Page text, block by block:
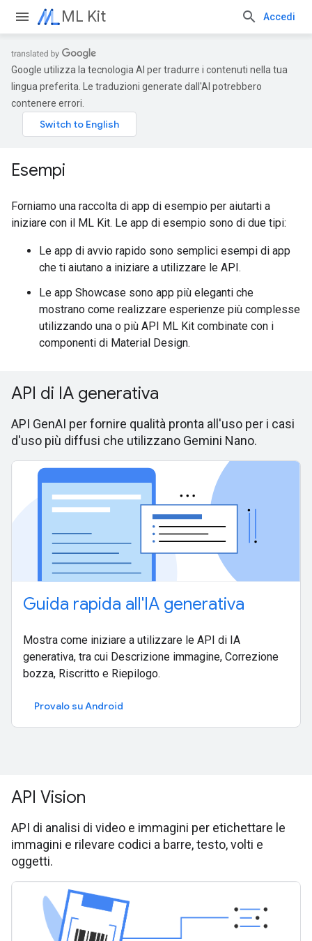
ML Kit Accedi
Google utilizza la tecnologia AI per tradurre i contenuti nella tua
lingua preferita. Le traduzioni generate dall'AI potrebbero
contenere errori.
Esempi
Forniamo una raccolta di app di esempio per aiutarti a
iniziare con il ML Kit. Le app di esempio sono di due tipi:
Le app di avvio rapido sono semplici esempi di app
che ti aiutano a iniziare a utilizzare le API.
Le app Showcase sono app più eleganti che
mostrano come realizzare esperienze più complesse
utilizzando una o più API ML Kit combinate con i
componenti di Material Design.
API di IA generativa
API GenAI per fornire qualità pronta all'uso per i casi
d'uso più diffusi che utilizzano Gemini Nano.
Guida rapida all'IA generativa
Mostra come iniziare a utilizzare le API di IA
generativa, tra cui Descrizione immagine, Correzione
bozza, Riscritto e Riepilogo.
Provalo su Android
API Vision
API di analisi di video e immagini per etichettare le
immagini e rilevare codici a barre, testo, volti e
oggetti.